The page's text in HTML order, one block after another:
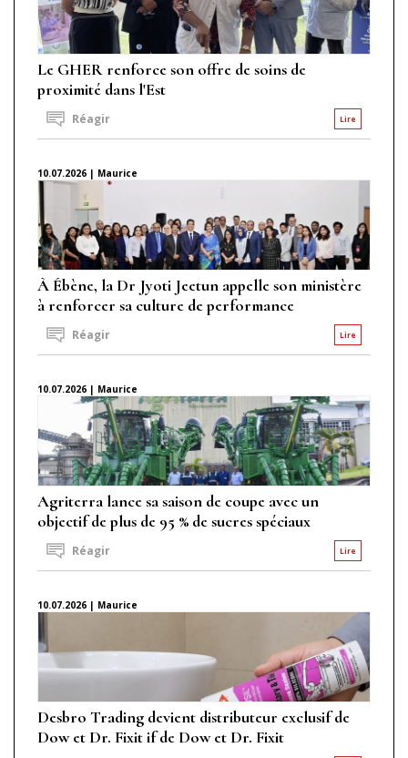
Le GHER renforce son offre de soins de
proximité dans l'Est
Lire
Réagir
10.07.2026 | Maurice
À Ébène, la Dr Jyoti Jeetun appelle son ministère
à renforcer sa culture de performance
Lire
Réagir
10.07.2026 | Maurice
Agriterra lance sa saison de coupe avec un
objectif de plus de 95 % de sucres spéciaux
Lire
Réagir
10.07.2026 | Maurice
Desbro Trading devient distributeur exclusif de
Dow et Dr. Fixit if de Dow et Dr. Fixit